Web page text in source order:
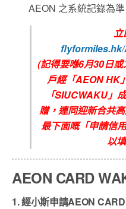
AEON 之系統記錄為準
立
(記得要喺6月30日或
戶經「AEON HK
「SIUCWAKU」
贈，連同迎新合共
最下面嘅「申請信
以
AEON CARD
1. 經小斯申請AEON